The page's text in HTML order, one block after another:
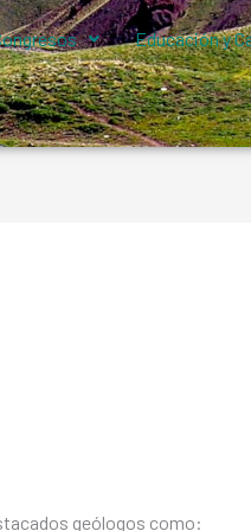
Educación y
geólogos como: